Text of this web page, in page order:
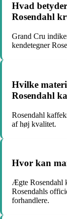
Hvad
Rosendahl
Grand Cru
kendetegner
Hvilke
Rosendahl
Rosendahl
af høj kvalitet.
Hvor kan
Ægte Rosendahl
Rosendahls
forhandlere.